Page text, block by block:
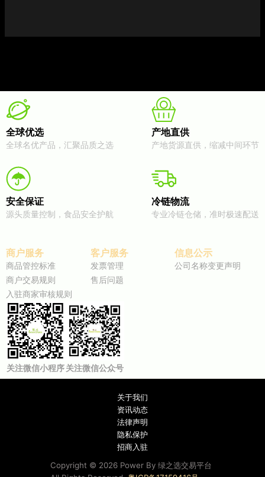
全球优选
全球名优产品，汇聚品质之选
产地直供
产地货源直供，缩减中间环节
安全保证
源头质量控制，食品安全护航
冷链物流
专业冷链仓储，准时极速配送
商户服务
商品管控标准
商户交易规则
入驻商家审核规则
客户服务
发票管理
售后问题
信息公示
公司名称变更声明
关注微信小程序关注微信公众号
关于我们
资讯动态
法律声明
隐私保护​
招商入驻
Copyright © 2026 Power By 绿之选交易平台